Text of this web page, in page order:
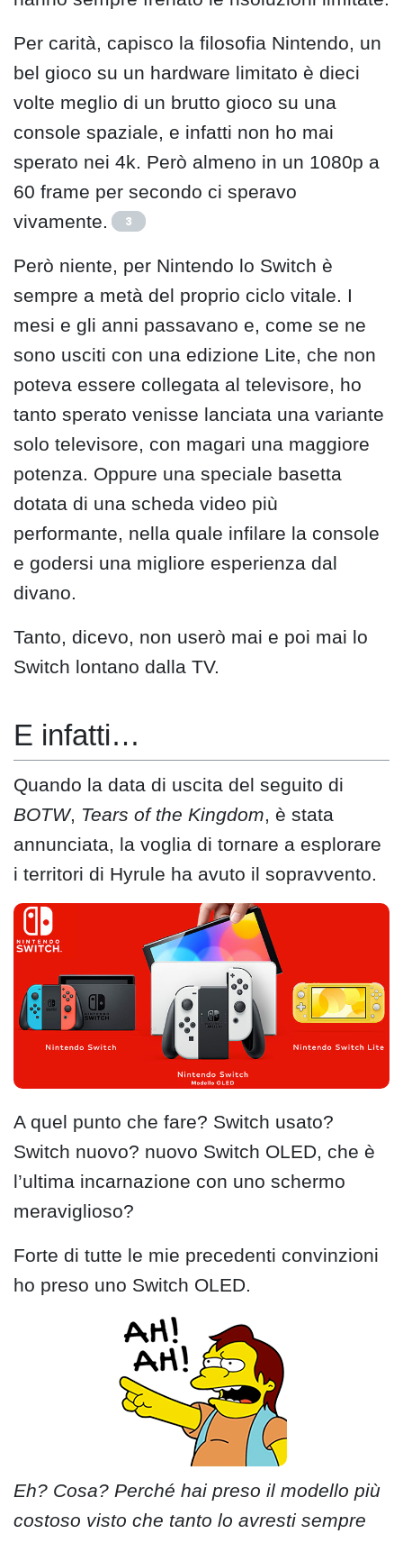
Per carità, capisco la filosofia Nintendo, un
bel gioco su un hardware limitato è dieci
volte meglio di un brutto gioco su una
console spaziale, e infatti non ho mai
sperato nei 4k. Però almeno in un 1080p a
60 frame per secondo ci speravo
vivamente.
3
Però niente, per Nintendo lo Switch è
sempre a metà del proprio ciclo vitale. I
mesi e gli anni passavano e, come se ne
sono usciti con una edizione Lite, che non
poteva essere collegata al televisore, ho
tanto sperato venisse lanciata una variante
solo televisore, con magari una maggiore
potenza. Oppure una speciale basetta
dotata di una scheda video più
performante, nella quale infilare la console
e godersi una migliore esperienza dal
divano.
Tanto, dicevo, non userò mai e poi mai lo
Switch lontano dalla TV.
E infatti…
Quando la data di uscita del seguito di
BOTW, Tears of the Kingdom, è stata
annunciata, la voglia di tornare a esplorare
i territori di Hyrule ha avuto il sopravvento.
A quel punto che fare? Switch usato?
Switch nuovo? nuovo Switch OLED, che è
l’ultima incarnazione con uno schermo
meraviglioso?
Forte di tutte le mie precedenti convinzioni
ho preso uno Switch OLED.
Eh? Cosa? Perché hai preso il modello più
costoso visto che tanto lo avresti sempre